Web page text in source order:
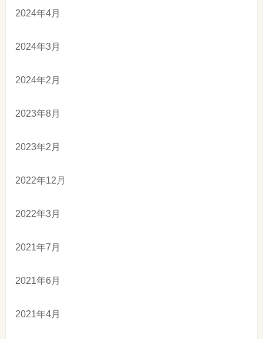
2024年4月
2024年3月
2024年2月
2023年8月
2023年2月
2022年12月
2022年3月
2021年7月
2021年6月
2021年4月